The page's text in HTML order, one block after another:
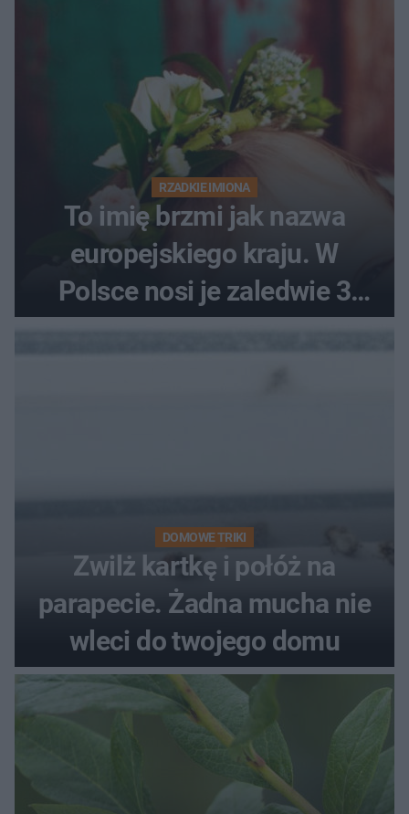
RZADKIE IMIONA
To imię brzmi jak nazwa
europejskiego kraju. W
Polsce nosi je zaledwie 3
kobiety
DOMOWE TRIKI
Zwilż kartkę i połóż na
parapecie. Żadna mucha nie
wleci do twojego domu